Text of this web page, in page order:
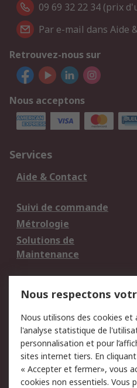
09 69 32 22 34 (prix
Par e-mail dans Aide
Retrouvez-nous sur
Nous acceptons
Services
Aide & Contact
Suivi de commande
Métrologie
Solutions de
Maintenance
du site
Politique de protection
des données - Mise à
jour
Conditions générales
Nous respectons
Nous utilisons des cookies
l'analyse statistique de
personnalisation et pour
sites internet tiers. En
« Accepter et fermer», vous
cookies non essentiels. Vous